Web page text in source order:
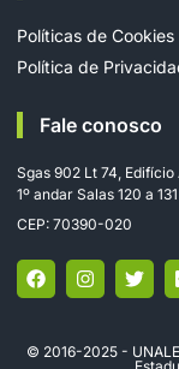
Políticas de Cookies
Política de
Fale conosco
Sgas 902 Lt 74, Edifício
1º andar Salas 120 a 131
CEP: 70390-020
© 2016-2025 -